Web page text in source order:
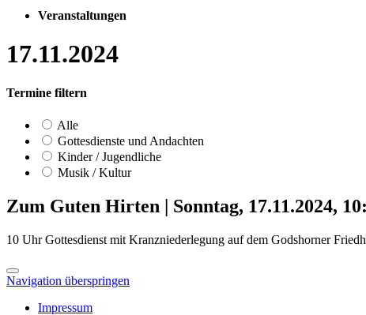
Veranstaltungen
17.11.2024
Termine filtern
Alle
Gottesdienste und Andachten
Kinder / Jugendliche
Musik / Kultur
Zum Guten Hirten | Sonntag, 17.11.2024,
10 Uhr Gottesdienst mit Kranzniederlegung auf dem Godshorner
Navigation überspringen
Impressum